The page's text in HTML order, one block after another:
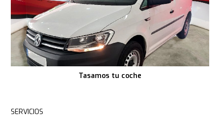
Tasamos tu coche
SERVICIOS